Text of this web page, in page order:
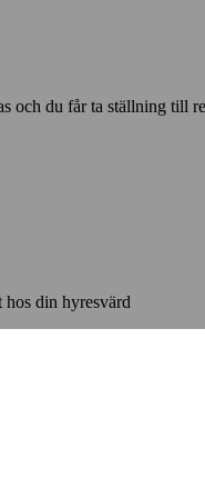
och du får ta ställning till
din hyresvärd